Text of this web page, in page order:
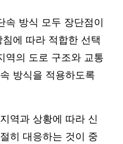
속 방식 모두 장단점이
에 따라 적합한 선택
역의 도로 구조와 교통
방식을 적용하도록
역과 상황에 따라 신
히 대응하는 것이 중